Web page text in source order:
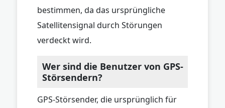
bestimmen, da das ursprüngliche
Satellitensignal durch Störungen
verdeckt wird.
Wer sind die Benutzer von GPS-
Störsendern?
GPS-Störsender, die ursprünglich für